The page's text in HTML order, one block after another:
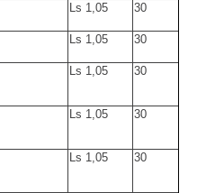
Ls 1,05 30
Ls 1,05 30
Ls 1,05 30
Ls 1,05 30
Ls 1,05 30